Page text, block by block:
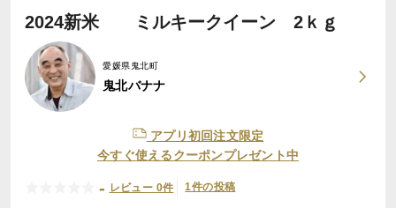
2024新米 ミルキークイーン 2ｋｇ
愛媛県鬼北町
鬼北バナナ
アプリ初回注文限定
今すぐ使えるクーポンプレゼント中
- レビュー 0件 1件の投稿